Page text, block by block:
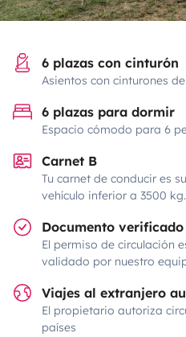
6 plazas con cinturón
Asientos con cinturones
6 plazas para dormir
Espacio cómodo para 6
Carnet B
Tu carnet de conducir es
vehículo inferior a 3500 kg.
Documento verificado
El permiso de circulación
validado por nuestro
Viajes al extranjero
El propietario autoriza
países